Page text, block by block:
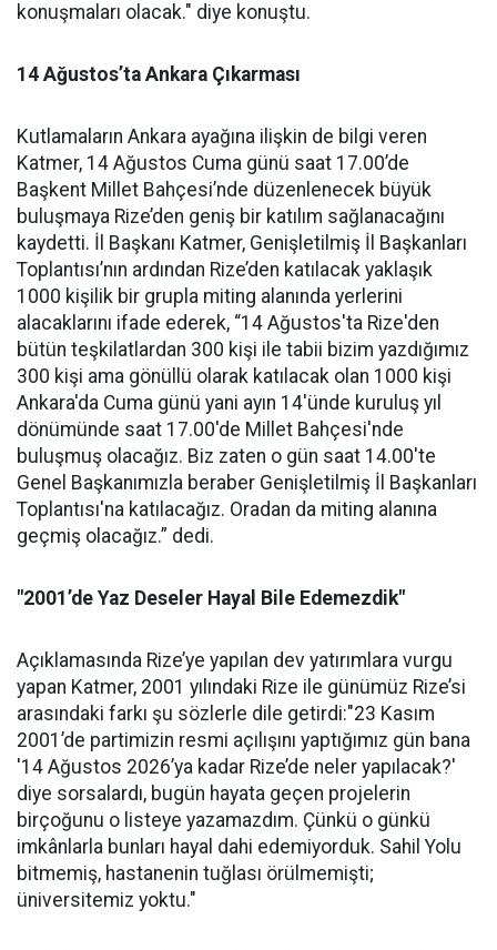
konuşmaları olacak." diye konuştu.
14 Ağustos’ta Ankara Çıkarması
Kutlamaların Ankara ayağına ilişkin de bilgi veren
Katmer, 14 Ağustos Cuma günü saat 17.00’de
Başkent Millet Bahçesi’nde düzenlenecek büyük
buluşmaya Rize’den geniş bir katılım sağlanacağını
kaydetti. İl Başkanı Katmer, Genişletilmiş İl Başkanları
Toplantısı’nın ardından Rize’den katılacak yaklaşık
1000 kişilik bir grupla miting alanında yerlerini
alacaklarını ifade ederek, “14 Ağustos'ta Rize'den
bütün teşkilatlardan 300 kişi ile tabii bizim yazdığımız
300 kişi ama gönüllü olarak katılacak olan 1000 kişi
Ankara'da Cuma günü yani ayın 14'ünde kuruluş yıl
dönümünde saat 17.00'de Millet Bahçesi'nde
buluşmuş olacağız. Biz zaten o gün saat 14.00'te
Genel Başkanımızla beraber Genişletilmiş İl Başkanları
Toplantısı'na katılacağız. Oradan da miting alanına
geçmiş olacağız.” dedi.
"2001’de Yaz Deseler Hayal Bile Edemezdik"
Açıklamasında Rize’ye yapılan dev yatırımlara vurgu
yapan Katmer, 2001 yılındaki Rize ile günümüz Rize’si
arasındaki farkı şu sözlerle dile getirdi:"23 Kasım
2001’de partimizin resmi açılışını yaptığımız gün bana
'14 Ağustos 2026’ya kadar Rize’de neler yapılacak?'
diye sorsalardı, bugün hayata geçen projelerin
birçoğunu o listeye yazamazdım. Çünkü o günkü
imkânlarla bunları hayal dahi edemiyorduk. Sahil Yolu
bitmemiş, hastanenin tuğlası örülmemişti;
üniversitemiz yoktu."